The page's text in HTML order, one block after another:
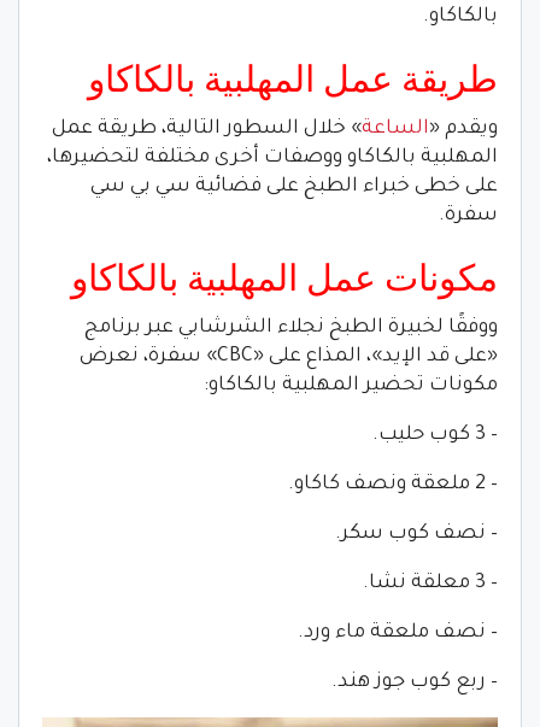
بالكاكاو.
طريقة عمل المهلبية بالكاكاو
ويقدم «الساعة» خلال السطور التالية، طريقة عمل
المهلبية بالكاكاو ووصفات أخرى مختلفة لتحضيرها،
على خطى خبراء الطبخ على فضائية سي بي سي
سفرة.
مكونات عمل المهلبية بالكاكاو
ووفقًا لخبيرة الطبخ نجلاء الشرشابي عبر برنامج
«على قد الإيد»، المذاع على «CBC» سفرة، نعرض
مكونات تحضير المهلبية بالكاكاو:
– 3 كوب حليب.
– 2 ملعقة ونصف كاكاو.
– نصف كوب سكر.
– 3 معلقة نشا.
– نصف ملعقة ماء ورد.
– ربع كوب جوز هند.